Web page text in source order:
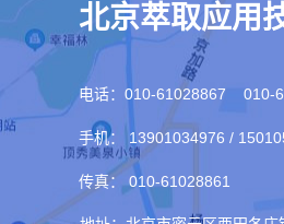
北京萃取应用
电话：010-61028867 010-
手机： 13901034976 /
传真： 010-61028861